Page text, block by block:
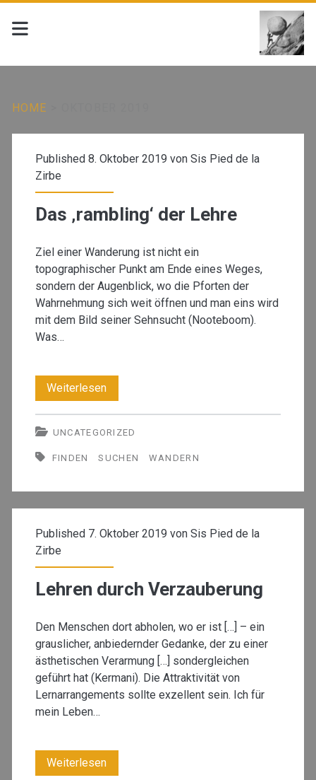
HOME
Monat:
<span>Oktober
2019</span>
Published 8. Oktober 2019 von Sis Pied de la
Zirbe
Das ‚rambling‘ der Lehre
Ziel einer Wanderung ist nicht ein
topographischer Punkt am Ende eines Weges,
sondern der Augenblick, wo die Pforten der
Wahrnehmung sich weit öffnen und man eins wird
mit dem Bild seiner Sehnsucht (Nooteboom).
Was…
WeiterlesenDas
‚rambling‘
der
Lehre
UNCATEGORIZED
FINDEN SUCHEN WANDERN
Published 7. Oktober 2019 von Sis Pied de la
Zirbe
Lehren durch Verzauberung
Den Menschen dort abholen, wo er ist […] – ein
grauslicher, anbiedernder Gedanke, der zu einer
ästhetischen Verarmung […] sondergleichen
geführt hat (Kermani). Die Attraktivität von
Lernarrangements sollte exzellent sein. Ich für
mein Leben…
WeiterlesenLehren